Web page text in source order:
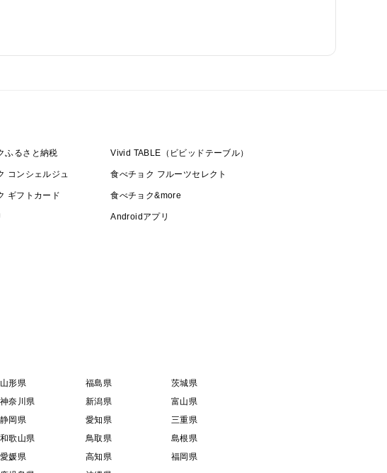
ふるさと納税 Vivid TABLE（ビビッドテーブル）
コンシェルジュ 食べチョク フルーツセレクト
ギフトカード 食べチョク&more
Androidアプリ
山形県 福島県
茨城県
神奈川県 新潟県
富山県
静岡県 愛知県
三重県
和歌山県 鳥取県
島根県
愛媛県 高知県
福岡県